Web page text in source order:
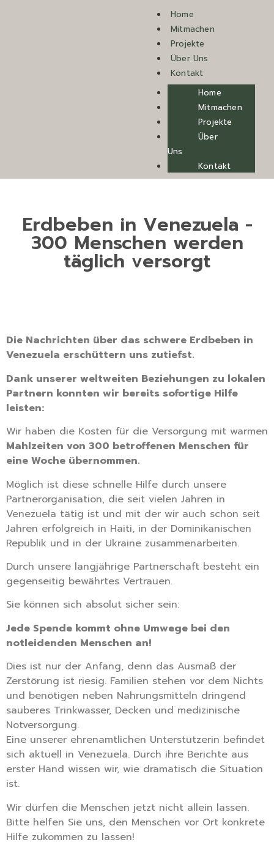
Home
Mitmachen
Projekte
Über Uns
Kontakt
Home
Mitmachen
Projekte
Über
Uns
Kontakt
Erdbeben in Venezuela -
300 Menschen werden
täglich versorgt
Die Nachrichten über das schwere Erdbeben in
Venezuela erschüttern uns zutiefst.
Dank unserer weltweiten Beziehungen zu lokalen
Partnern konnten wir bereits sofortige Hilfe
leisten:
Wir haben die Kosten für die Versorgung mit warmen
Mahlzeiten von 300 betroffenen Menschen für
eine Woche übernommen.
Möglich ist diese schnelle Hilfe durch unsere
Partnerorganisation, die seit vielen Jahren in
Venezuela tätig ist und mit der wir auch schon seit
Jahren erfolgreich in Haiti, in der Dominikanischen
Republik und in der Ukraine zusammenarbeiten.
Durch unsere langjährige Partnerschaft besteht ein
gegenseitig bewährtes Vertrauen.
Sie können sich absolut sicher sein:
Jede Spende kommt ohne Umwege bei den
notleidenden Menschen an!
Dies ist nur der Anfang, denn das Ausmaß der
Zerstörung ist riesig. Familien stehen vor dem Nichts
und benötigen neben Nahrungsmitteln dringend
sauberes Trinkwasser, Decken und medizinische
Notversorgung.
Eine unserer ehrenamtlichen Unterstützerin befindet
sich aktuell in Venezuela. Durch ihre Berichte aus
erster Hand wissen wir, wie dramatisch die Situation
ist.
Wir dürfen die Menschen jetzt nicht allein lassen.
Bitte helfen Sie uns, den Menschen vor Ort konkrete
Hilfe zukommen zu lassen!